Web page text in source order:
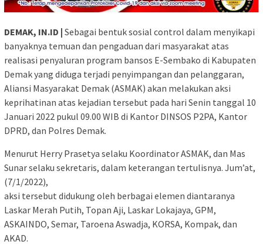
DEMAK, IN.ID | Sebagai bentuk sosial control dalam menyikapi
banyaknya temuan dan pengaduan dari masyarakat atas
realisasi penyaluran program bansos E-Sembako di Kabupaten
Demak yang diduga terjadi penyimpangan dan pelanggaran,
Aliansi Masyarakat Demak (ASMAK) akan melakukan aksi
keprihatinan atas kejadian tersebut pada hari Senin tanggal 10
Januari 2022 pukul 09.00 WIB di Kantor DINSOS P2PA, Kantor
DPRD, dan Polres Demak.
Menurut Herry Prasetya selaku Koordinator ASMAK, dan Mas
Sunar selaku sekretaris, dalam keterangan tertulisnya. Jum’at,
(7/1/2022),
aksi tersebut didukung oleh berbagai elemen diantaranya
Laskar Merah Putih, Topan Aji, Laskar Lokajaya, GPM,
ASKAINDO, Semar, Taroena Aswadja, KORSA, Kompak, dan
AKAD.